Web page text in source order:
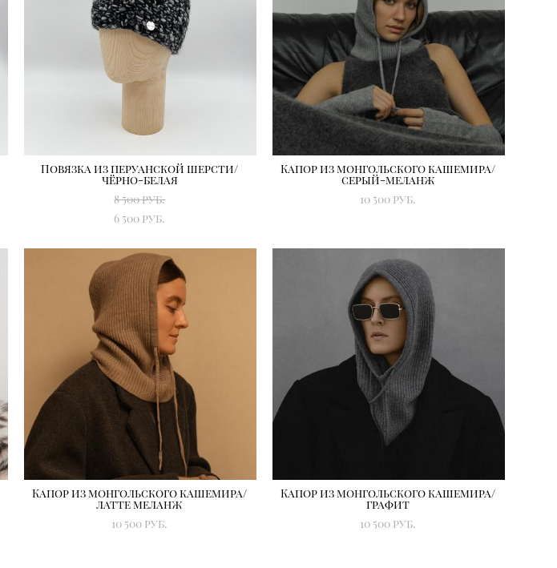
Повязка из перуанской шерсти/
чёрно-белая
8 500 pуб.
6 500 pуб.
Капор из монгольского кашемира/
серый-меланж
10 500 pуб.
Капор из монгольского кашемира/
латте меланж
10 500 pуб.
Капор из монгольского кашемира/
графит
10 500 pуб.